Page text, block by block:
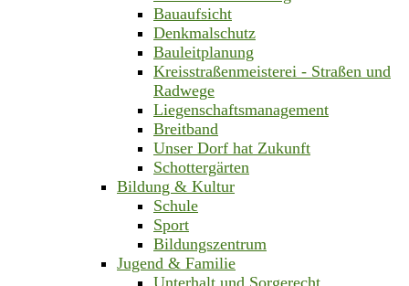
Bauaufsicht
Denkmalschutz
Bauleitplanung
Kreisstraßenmeisterei - Straßen und
Radwege
Liegenschaftsmanagement
Breitband
Unser Dorf hat Zukunft
Schottergärten
Bildung & Kultur
Schule
Sport
Bildungszentrum
Jugend & Familie
Unterhalt und Sorgerecht